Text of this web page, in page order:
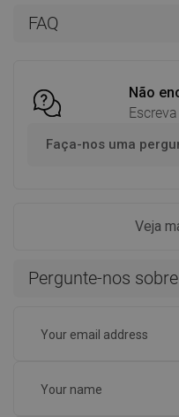
FAQ
Não
Faça-nos uma
Veja
Pergunte-nos